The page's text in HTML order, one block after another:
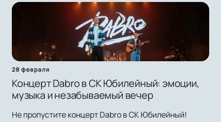
28 февраля
Концерт Dabro в СК Юбилейный: эмоции,
музыка и незабываемый вечер
Не пропустите концерт Dabro в СК Юбилейный!